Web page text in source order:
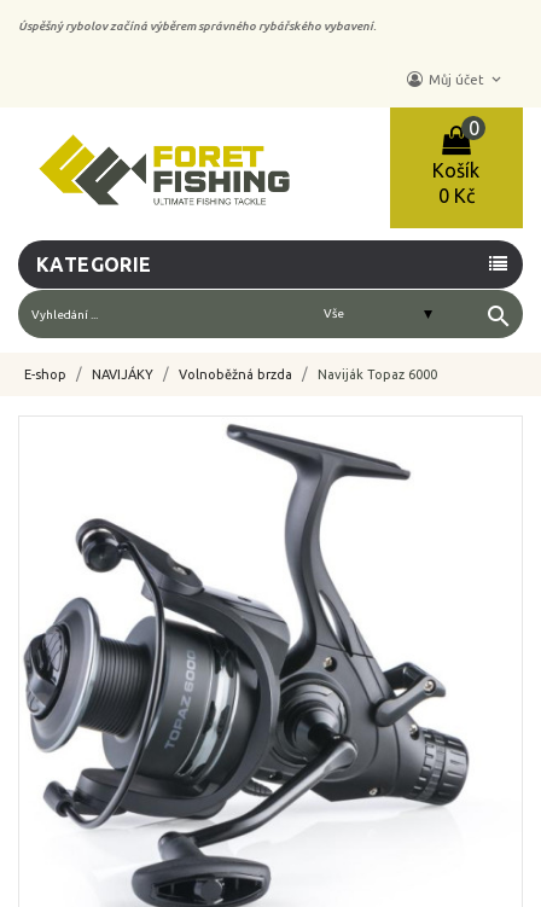
Úspěšný rybolov začíná výběrem správného rybářského vybavení.
Můj účet keyboard_arrow_down
Košík
0
0 Kč
KATEGORIE
search
E-shop NAVIJÁKY Volnoběžná brzda Naviják Topaz 6000